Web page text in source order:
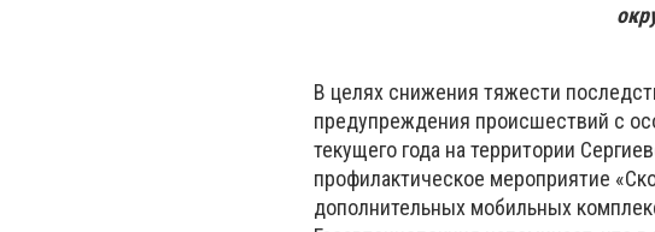
В целях снижения тяжести
предупреждения происшествий с
текущего года на территории
профилактическое мероприятие
дополнительных мобильных